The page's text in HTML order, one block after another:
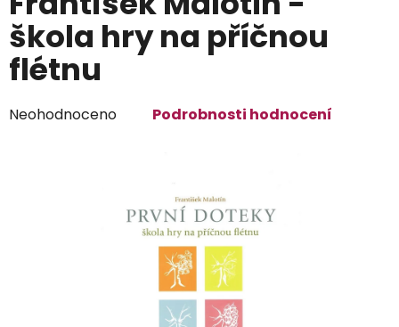
škola hry na příčnou
flétnu
Průměrné
Neohodnoceno Podrobnosti hodnocení